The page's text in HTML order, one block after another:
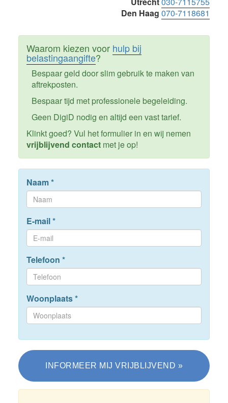
Den Haag 070-7118681
Waarom kiezen voor hulp bij
belastingaangifte?
Bespaar geld door slim gebruik te maken van
aftrekposten.
Bespaar tijd met professionele begeleiding.
Geen DigiD nodig en altijd een vast tarief.
Klinkt goed? Vul het formulier in en wij nemen
vrijblijvend contactmet je op!
Naam*
E-mail*
Telefoon *
Woonplaats*